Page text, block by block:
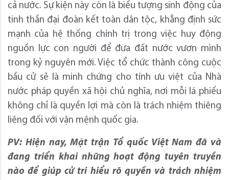
cả nước. Sự kiện này còn là biểu tượng sinh động của
tinh thần đại đoàn kết toàn dân tộc, khẳng định sức
mạnh của hệ thống chính trị trong việc huy động
nguồn lực con người để đưa đất nước vươn mình
trong kỷ nguyên mới. Việc tổ chức thành công cuộc
bầu cử sẽ là minh chứng cho tính ưu việt của Nhà
nước pháp quyền xã hội chủ nghĩa, nơi mỗi lá phiếu
không chỉ là quyền lợi mà còn là trách nhiệm thiêng
liêng đối với vận mệnh quốc gia.
PV: Hiện nay, Mặt trận Tổ quốc Việt Nam đã và
đang triển khai những hoạt động tuyên truyền
nào để giúp cử tri hiểu rõ quyền và trách nhiệm